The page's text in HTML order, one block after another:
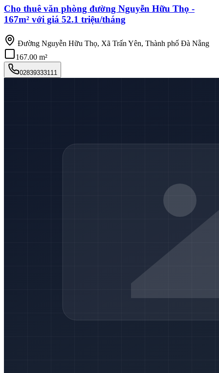
Cho thuê văn phòng đường Nguyễn Hữu Thọ -
167m² với giá 52.1 triệu/tháng
Đường Nguyễn Hữu Thọ, Xã Trấn Yên, Thành phố Đà Nẵng
167.00 m²
02839333111